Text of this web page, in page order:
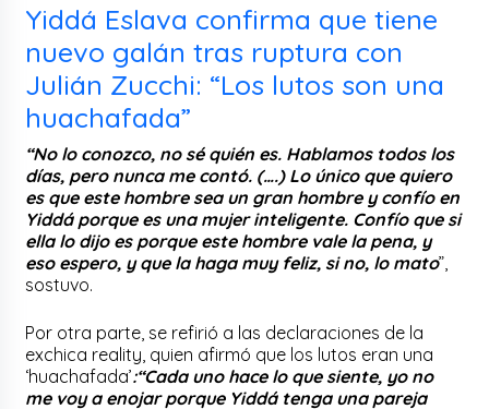
Yiddá Eslava confirma que tiene
nuevo galán tras ruptura con
Julián Zucchi: “Los lutos son una
huachafada”
“No lo conozco, no sé quién es. Hablamos todos los
días, pero nunca me contó. (….) Lo único que quiero
es que este hombre sea un gran hombre y confío en
Yiddá porque es una mujer inteligente. Confío que si
ella lo dijo es porque este hombre vale la pena, y
eso espero, y que la haga muy feliz, si no, lo mato”,
sostuvo.
Por otra parte, se refirió a las declaraciones de la
exchica reality, quien afirmó que los lutos eran una
‘huachafada’:“Cada uno hace lo que siente, yo no
me voy a enojar porque Yiddá tenga una pareja